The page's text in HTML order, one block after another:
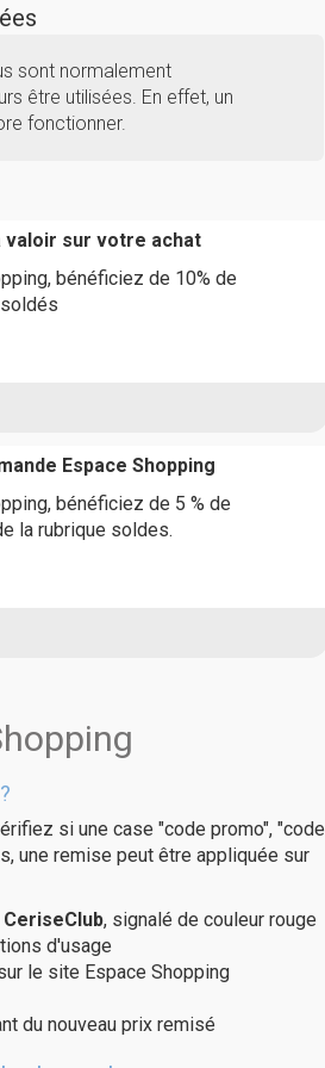
sont normalement
être utilisées. En effet, un
fonctionner.
valoir sur votre achat
bénéficiez de 10% de
Espace Shopping
bénéficiez de 5 % de
la rubrique soldes.
si une case "code promo", "code
une remise peut être appliquée sur
, signalé de couleur rouge
d'usage
le site Espace Shopping
du nouveau prix remisé